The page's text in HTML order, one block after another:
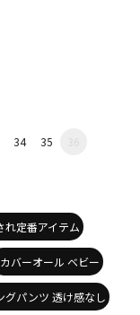
34 35
れ定番アイテム
バーオール ベビー
グパンツ 透け感なし